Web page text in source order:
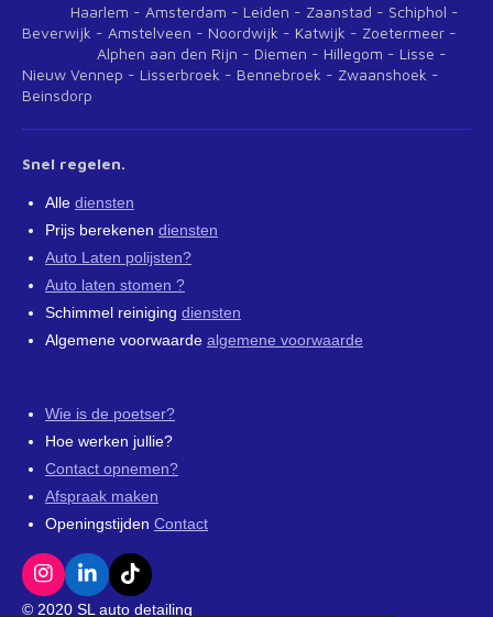
Haarlem - Amsterdam - Leiden - Zaanstad - Schiphol -
Beverwijk - Amstelveen - Noordwijk - Katwijk - Zoetermeer -
Alphen aan den Rijn - Diemen - Hillegom - Lisse -
Nieuw Vennep - Lisserbroek - Bennebroek - Zwaanshoek -
Beinsdorp
Snel regelen.
Alle diensten
Prijs berekenen diensten
Auto Laten polijsten?
Auto laten stomen ?
Schimmel reiniging diensten
Algemene voorwaarde algemene voorwaarde
Wie is de poetser?
Hoe werken jullie?
Contact opnemen?
Afspraak maken
Openingstijden Contact
I
n
L
i
T
i
© 2020 SL auto detailing